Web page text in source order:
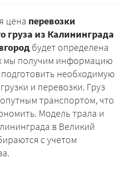
цена перевозки
груза из Калининграда
будет определена
мы получим информацию
необходимую
и перевозки. Груз
транспортом, что
Модель трала и
в Великий
с учетом